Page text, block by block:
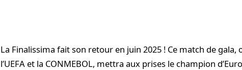
La Finalissima fait son retour en juin 2025 ! Ce match de
l’UEFA et la CONMEBOL, mettra aux prises le champion